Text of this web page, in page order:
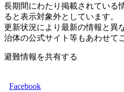
長期間にわたり掲載されている
ると表示対象外としています。
更新状況により最新の情報と異
治体の公式サイト等もあわせて
避難情報を共有する
Facebook